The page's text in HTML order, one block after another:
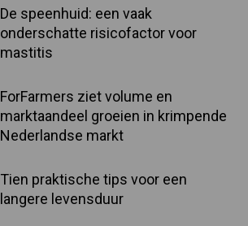
De speenhuid: een vaak
onderschatte risicofactor voor
mastitis
ForFarmers ziet volume en
marktaandeel groeien in krimpende
Nederlandse markt
Tien praktische tips voor een
langere levensduur